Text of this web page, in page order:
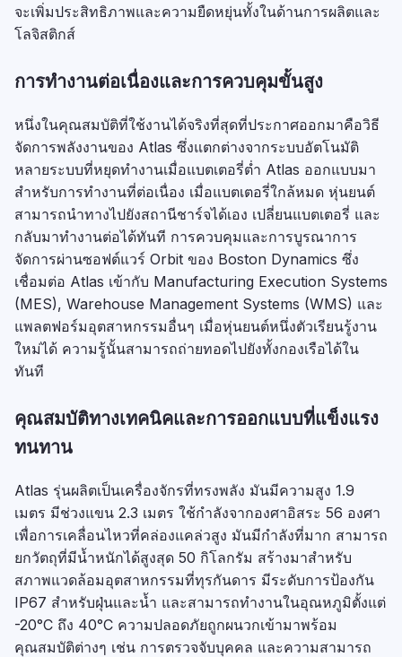
จะเพิ่มประสิทธิภาพและความยืดหยุ่นทั้งในด้านการผลิตและ
โลจิสติกส์
การทำงานต่อเนื่องและการควบคุมขั้นสูง
หนึ่งในคุณสมบัติที่ใช้งานได้จริงที่สุดที่ประกาศออกมาคือวิธี
จัดการพลังงานของ Atlas ซึ่งแตกต่างจากระบบอัตโนมัติ
หลายระบบที่หยุดทำงานเมื่อแบตเตอรี่ต่ำ Atlas ออกแบบมา
สำหรับการทำงานที่ต่อเนื่อง เมื่อแบตเตอรี่ใกล้หมด หุ่นยนต์
สามารถนำทางไปยังสถานีชาร์จได้เอง เปลี่ยนแบตเตอรี่ และ
กลับมาทำงานต่อได้ทันที การควบคุมและการบูรณาการ
จัดการผ่านซอฟต์แวร์ Orbit ของ Boston Dynamics ซึ่ง
เชื่อมต่อ Atlas เข้ากับ Manufacturing Execution Systems
(MES), Warehouse Management Systems (WMS) และ
แพลตฟอร์มอุตสาหกรรมอื่นๆ เมื่อหุ่นยนต์หนึ่งตัวเรียนรู้งาน
ใหม่ได้ ความรู้นั้นสามารถถ่ายทอดไปยังทั้งกองเรือได้ใน
ทันที
คุณสมบัติทางเทคนิคและการออกแบบที่แข็งแรง
ทนทาน
Atlas รุ่นผลิตเป็นเครื่องจักรที่ทรงพลัง มันมีความสูง 1.9
เมตร มีช่วงแขน 2.3 เมตร ใช้กำลังจากองศาอิสระ 56 องศา
เพื่อการเคลื่อนไหวที่คล่องแคล่วสูง มันมีกำลังที่มาก สามารถ
ยกวัตถุที่มีน้ำหนักได้สูงสุด 50 กิโลกรัม สร้างมาสำหรับ
สภาพแวดล้อมอุตสาหกรรมที่ทุรกันดาร มีระดับการป้องกัน
IP67 สำหรับฝุ่นและน้ำ และสามารถทำงานในอุณหภูมิตั้งแต่
-20°C ถึง 40°C ความปลอดภัยถูกผนวกเข้ามาพร้อม
คุณสมบัติต่างๆ เช่น การตรวจจับบุคคล และความสามารถ